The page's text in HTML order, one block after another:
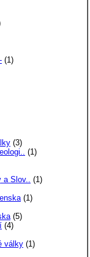
(1)
(3)
(1)
a Slov.. (1)
(1)
(5)
(4)
války (1)